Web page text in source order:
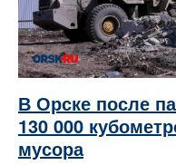
В Орске после
130 000
мусора